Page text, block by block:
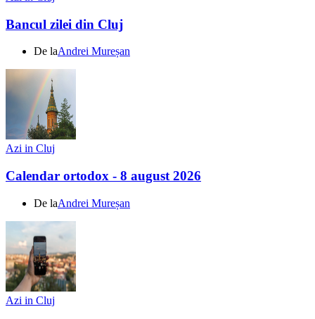
Bancul zilei din Cluj
De laAndrei Mureșan
Azi in Cluj
Calendar ortodox - 8 august 2026
De laAndrei Mureșan
Azi in Cluj